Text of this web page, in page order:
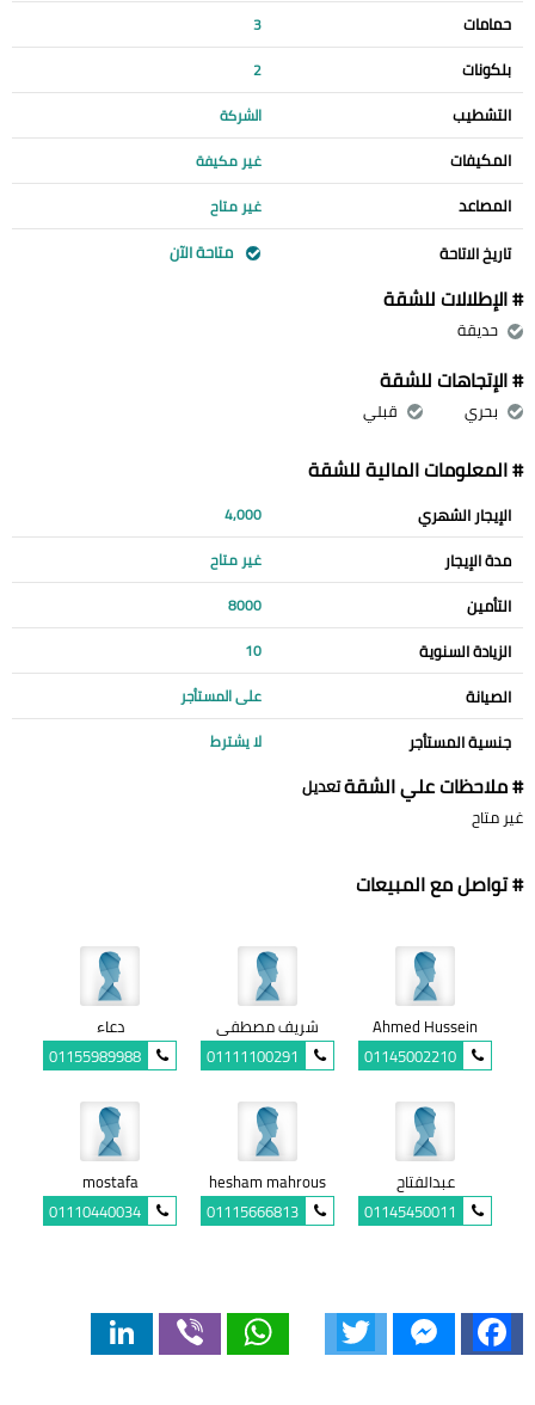
حمامات 3
بلكونات 2
التشطيب الشركة
المكيفات غير مكيفة
المصاعد غير متاح
تاريخ الاتاحة متاحة الآن
# الإطلالات للشقة
حديقة
# الإتجاهات للشقة
بحري قبلي
# المعلومات المالية للشقة
الإيجار الشهري 4,000
مدة الإيجار غير متاح
التأمين 8000
الزيادة السنوية 10
الصيانة على المستأجر
جنسية المستأجر لا يشترط
# ملاحظات علي الشقةتعديل
غير متاح
# تواصل مع المبيعات
Ahmed Hussein
01145002210
شريف مصطفى
01111100291
دعاء
01155989988
عبدالفتاح
01145450011
hesham mahrous
01115666813
mostafa
01110440034
Facebook
Messenger
WhatsApp